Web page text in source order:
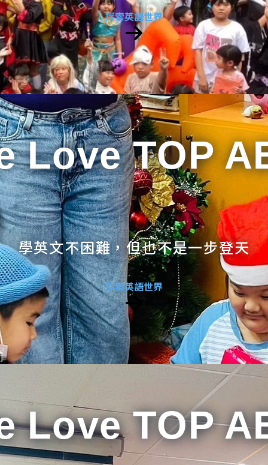
探索英語世界
Love TOP
學英文不困難，但也不是一步登天
探索英語世界
Love TOP